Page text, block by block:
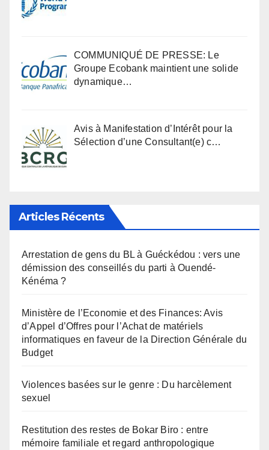
COMMUNIQUÉ DE PRESSE: Le
Groupe Ecobank maintient une solide
dynamique…
Avis à Manifestation d’Intérêt pour la
Sélection d’une Consultant(e) c…
Articles Récents
Arrestation de gens du BL à Guéckédou : vers une
démission des conseillés du parti à Ouendé-
Kénéma ?
Ministère de l’Economie et des Finances: Avis
d’Appel d’Offres pour l’Achat de matériels
informatiques en faveur de la Direction Générale du
Budget
Violences basées sur le genre : Du harcèlement
sexuel
Restitution des restes de Bokar Biro : entre
mémoire familiale et regard anthropologique